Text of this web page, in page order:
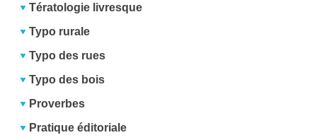
Tératologie livresque
Typo rurale
Typo des rues
Typo des bois
Proverbes
Pratique éditoriale